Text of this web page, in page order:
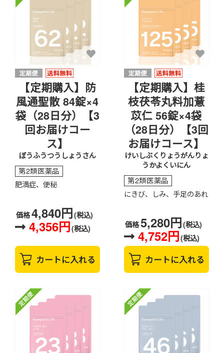
【定期購入】防
風通聖散 84錠×4
袋（28日分）【3
回お届けコー
ス】
ぼうふうつうしょうさん
第2類医薬品
肥満症、便秘
価格4,840円(税込)
4,356円(税込)
カートに入れる
【定期購入】桂
枝茯苓丸料加薏
苡仁 56錠×4袋
（28日分）【3回
お届けコース】
けいしぶくりょうがんりょ
うかよくいにん
第2類医薬品
にきび、しみ、手足のあれ
価格5,280円(税込)
4,752円(税込)
カートに入れる